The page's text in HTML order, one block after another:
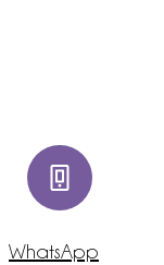
WhatsApp